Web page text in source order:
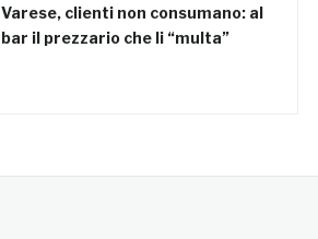
Varese, clienti non consumano: al
bar il prezzario che li “multa”